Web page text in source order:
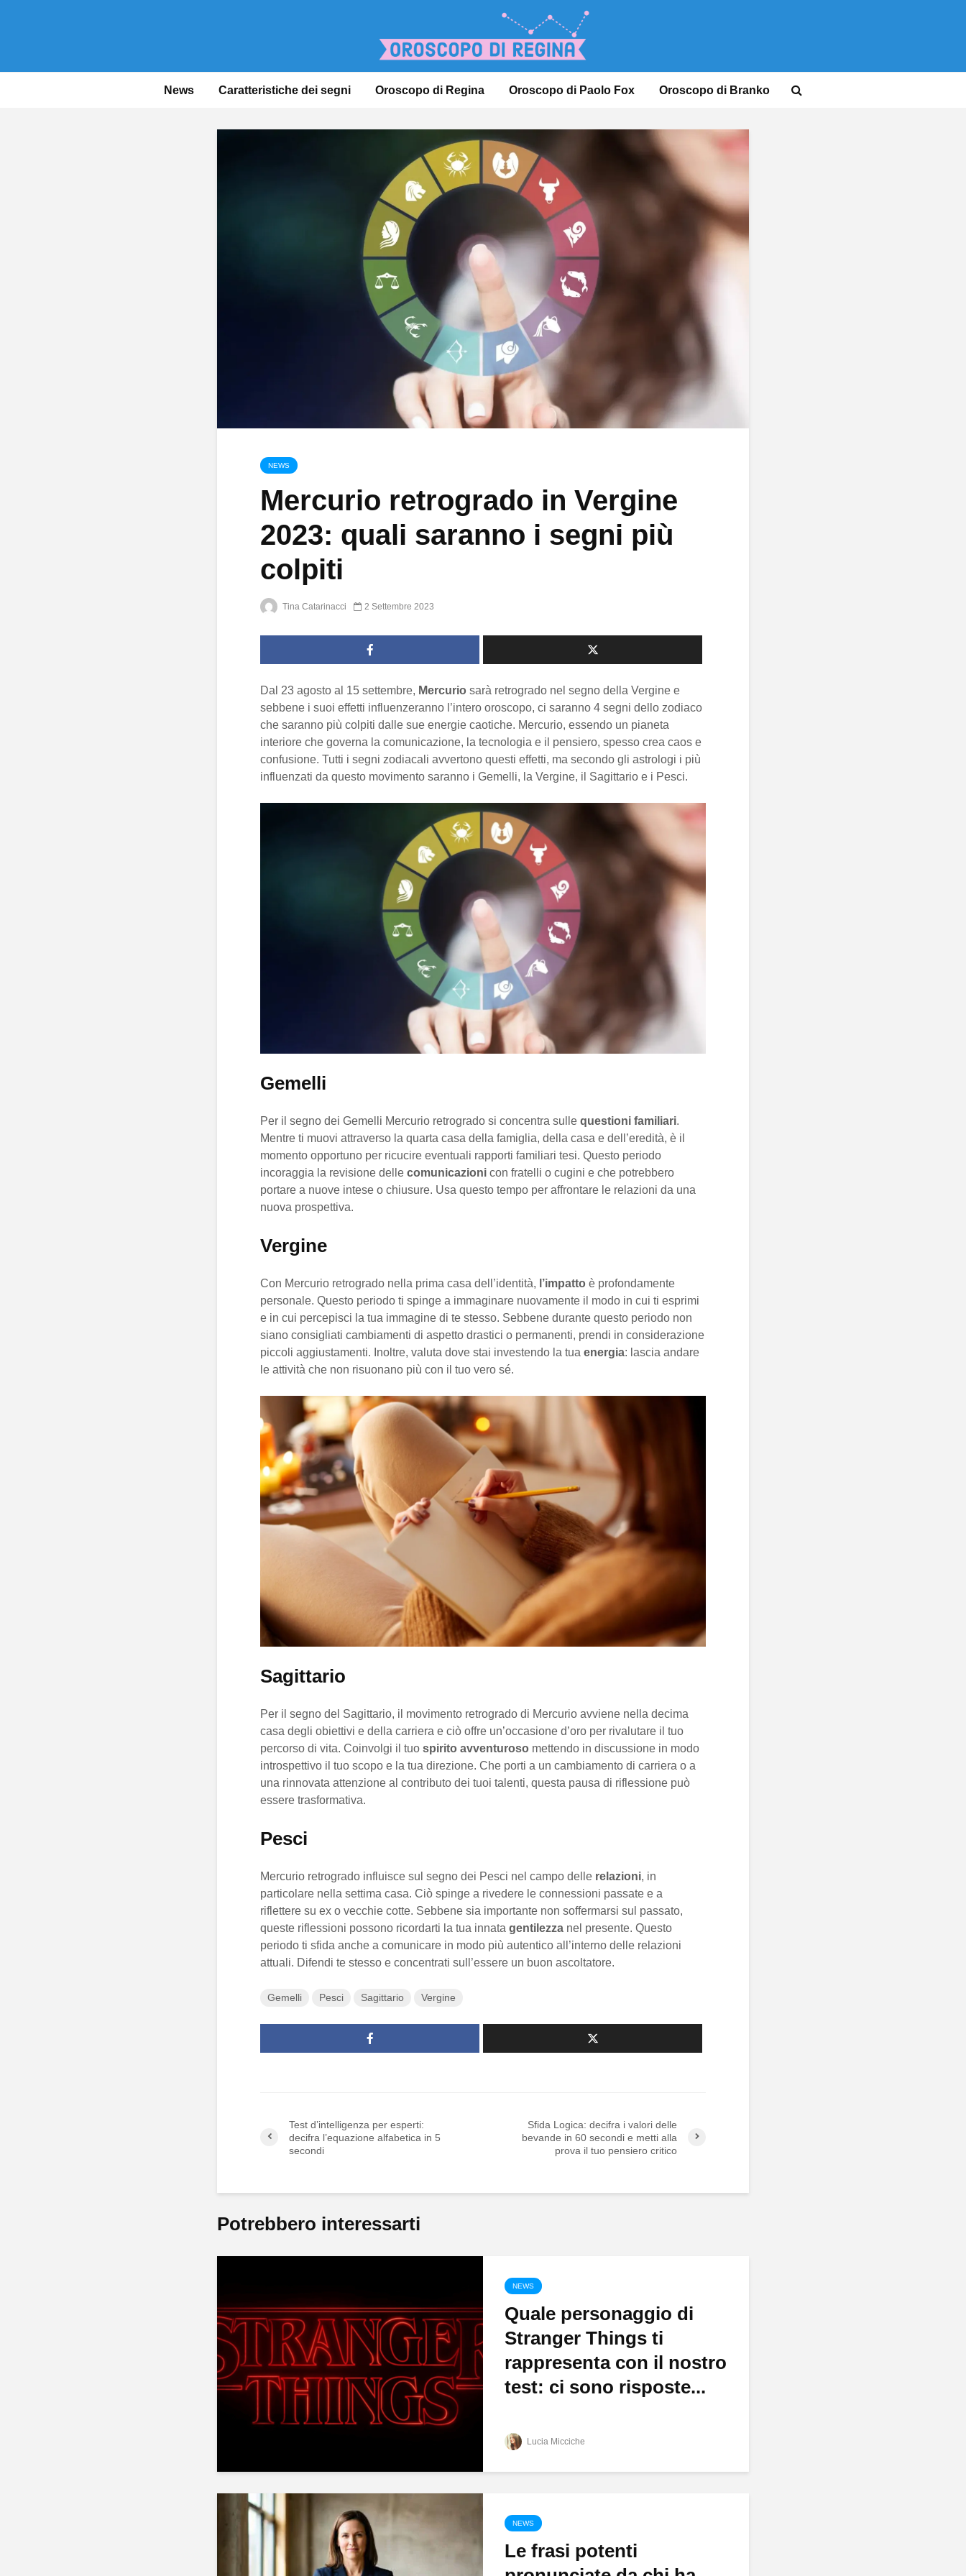
News Caratteristiche dei segni Oroscopo di Regina Oroscopo di Paolo Fox Oroscopo di Branko
NEWS
Mercurio retrogrado in Vergine
2023: quali saranno i segni più
colpiti
Tina Catarinacci 2 Settembre 2023
Dal 23 agosto al 15 settembre, Mercurio sarà retrogrado nel segno della Vergine e
sebbene i suoi effetti influenzeranno l’intero oroscopo, ci saranno 4 segni dello zodiaco
che saranno più colpiti dalle sue energie caotiche. Mercurio, essendo un pianeta
interiore che governa la comunicazione, la tecnologia e il pensiero, spesso crea caos e
confusione. Tutti i segni zodiacali avvertono questi effetti, ma secondo gli astrologi i più
influenzati da questo movimento saranno i Gemelli, la Vergine, il Sagittario e i Pesci.
Gemelli
Per il segno dei Gemelli Mercurio retrogrado si concentra sulle questioni familiari.
Mentre ti muovi attraverso la quarta casa della famiglia, della casa e dell’eredità, è il
momento opportuno per ricucire eventuali rapporti familiari tesi. Questo periodo
incoraggia la revisione delle comunicazioni con fratelli o cugini e che potrebbero
portare a nuove intese o chiusure. Usa questo tempo per affrontare le relazioni da una
nuova prospettiva.
Vergine
Con Mercurio retrogrado nella prima casa dell’identità, l’impatto è profondamente
personale. Questo periodo ti spinge a immaginare nuovamente il modo in cui ti esprimi
e in cui percepisci la tua immagine di te stesso. Sebbene durante questo periodo non
siano consigliati cambiamenti di aspetto drastici o permanenti, prendi in considerazione
piccoli aggiustamenti. Inoltre, valuta dove stai investendo la tua energia: lascia andare
le attività che non risuonano più con il tuo vero sé.
Sagittario
Per il segno del Sagittario, il movimento retrogrado di Mercurio avviene nella decima
casa degli obiettivi e della carriera e ciò offre un’occasione d’oro per rivalutare il tuo
percorso di vita. Coinvolgi il tuo spirito avventuroso mettendo in discussione in modo
introspettivo il tuo scopo e la tua direzione. Che porti a un cambiamento di carriera o a
una rinnovata attenzione al contributo dei tuoi talenti, questa pausa di riflessione può
essere trasformativa.
Pesci
Mercurio retrogrado influisce sul segno dei Pesci nel campo delle relazioni, in
particolare nella settima casa. Ciò spinge a rivedere le connessioni passate e a
riflettere su ex o vecchie cotte. Sebbene sia importante non soffermarsi sul passato,
queste riflessioni possono ricordarti la tua innata gentilezza nel presente. Questo
periodo ti sfida anche a comunicare in modo più autentico all’interno delle relazioni
attuali. Difendi te stesso e concentrati sull’essere un buon ascoltatore.
Gemelli Pesci Sagittario Vergine
Test d’intelligenza per esperti:
decifra l’equazione alfabetica in 5
secondi
Sfida Logica: decifra i valori delle
bevande in 60 secondi e metti alla
prova il tuo pensiero critico
Potrebbero interessarti
NEWS
Quale personaggio di
Stranger Things ti
rappresenta con il nostro
test: ci sono risposte...
Lucia Micciche
NEWS
Le frasi potenti